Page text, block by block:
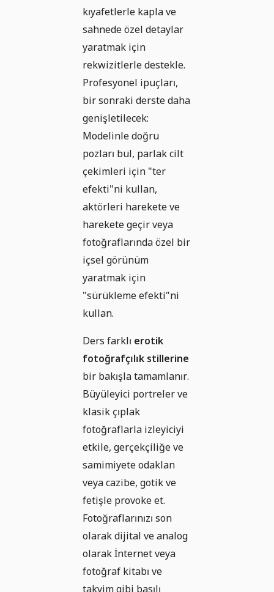
kıyafetlerle kapla ve
sahnede özel detaylar
yaratmak için
rekwizitlerle destekle.
Profesyonel ipuçları,
bir sonraki derste daha
genişletilecek:
Modelinle doğru
pozları bul, parlak cilt
çekimleri için "ter
efekti"ni kullan,
aktörleri harekete ve
harekete geçir veya
fotoğraflarında özel bir
içsel görünüm
yaratmak için
"sürükleme efekti"ni
kullan.
Ders farklı erotik
fotoğrafçılık stillerine
bir bakışla tamamlanır.
Büyüleyici portreler ve
klasik çıplak
fotoğraflarla izleyiciyi
etkile, gerçekçiliğe ve
samimiyete odaklan
veya cazibe, gotik ve
fetişle provoke et.
Fotoğraflarınızı son
olarak dijital ve analog
olarak İnternet veya
fotoğraf kitabı ve
takvim gibi basılı